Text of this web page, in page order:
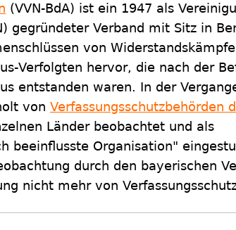
(VVN-BdA) ist ein 1947 als
gegründeter Verband mit Sitz in
von
Verfolgten hervor, die nach der
entstanden waren. In der
von Verfassungsschutzbehörden
Länder beobachtet und als
beeinflusste Organisation"
durch den bayerischen
nicht mehr von